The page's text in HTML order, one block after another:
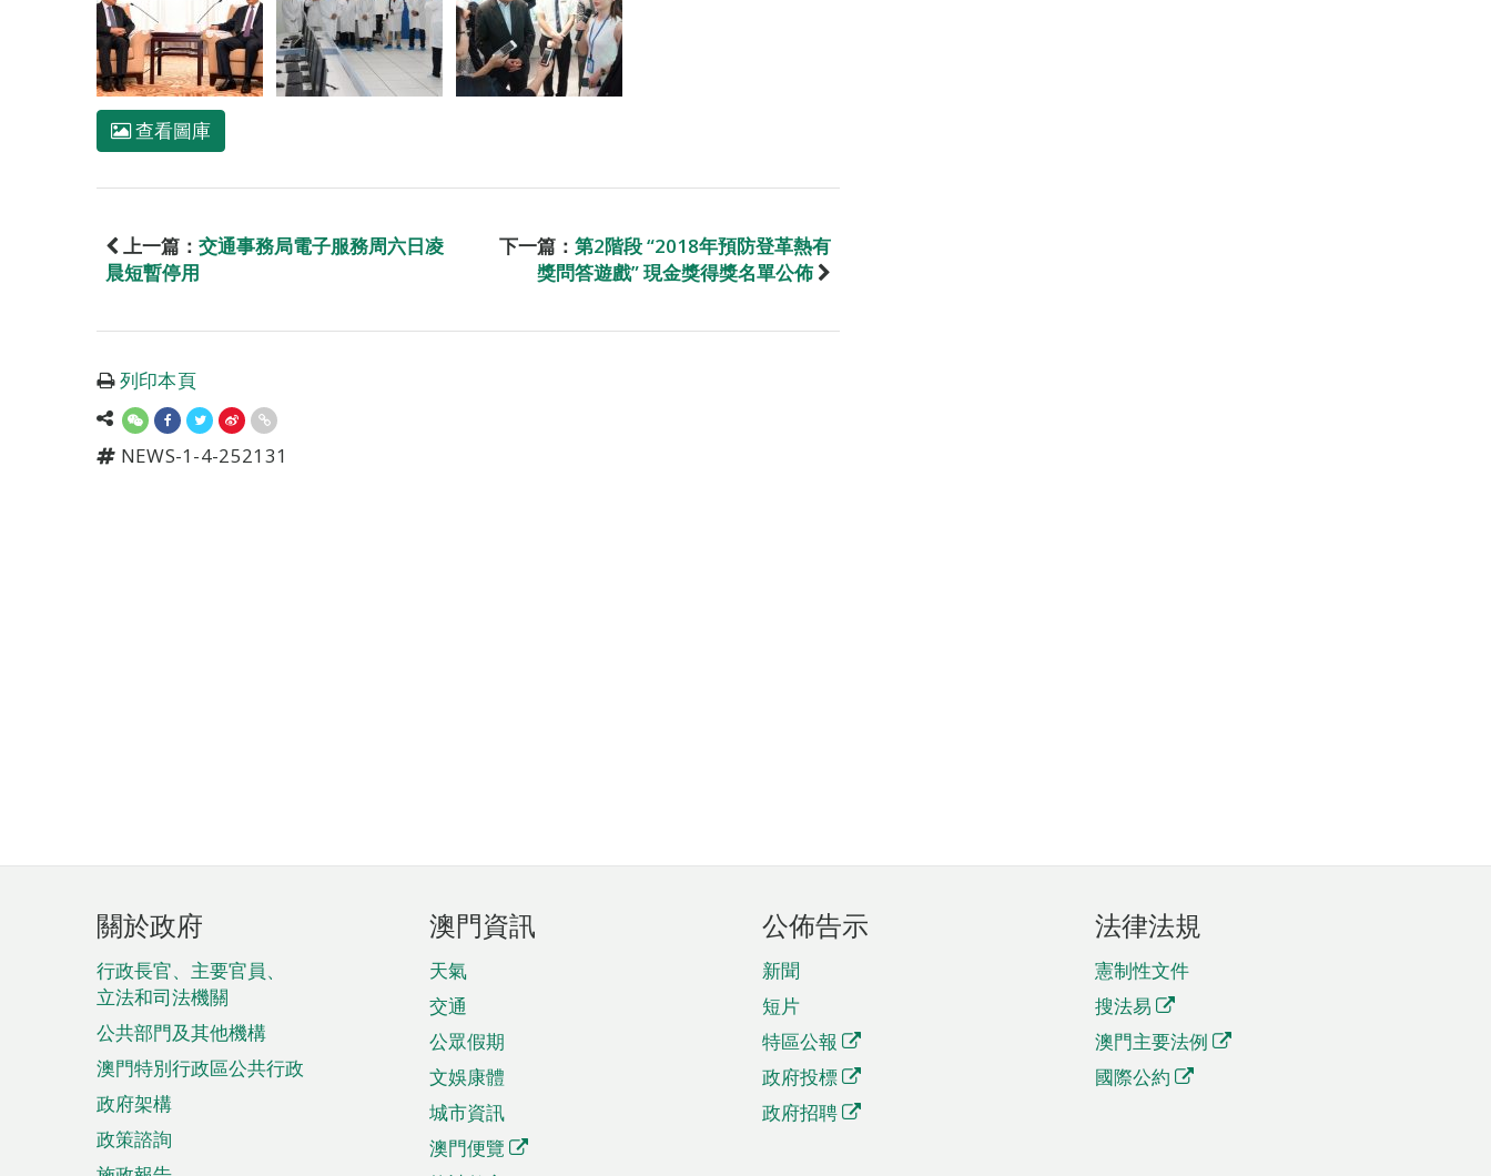
查看圖庫
上一篇： 交通事務局電子服務周六日凌
晨短暫停用
下一篇： 第2階段 “2018年預防登革熱有
獎問答遊戲” 現金獎得獎名單公佈
列印本頁
NEWS-1-4-252131
頁
腳
菜
單
關於政府
行政長官、主要官員、
立法和司法機關
公共部門及其他機構
澳門特別行政區公共行政
政府架構
政策諮詢
澳門資訊
天氣
交通
公眾假期
文娛康體
城市資訊
澳門便覽
公佈告示
新聞
短片
特區公報
政府投標
政府招聘
法律法規
憲制性文件
搜法易
澳門主要法例
國際公約